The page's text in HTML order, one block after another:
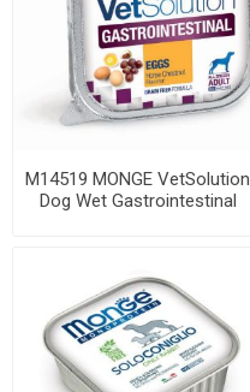
M14519 MONGE VetSolution
Dog Wet Gastrointestinal